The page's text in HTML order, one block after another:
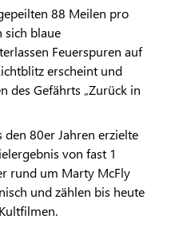
88 Meilen pro
sich blaue
Feuerspuren auf
erscheint und
des Gefährts „Zurück in
80er Jahren erzielte
von fast 1
rund um Marty McFly
und zählen bis heute